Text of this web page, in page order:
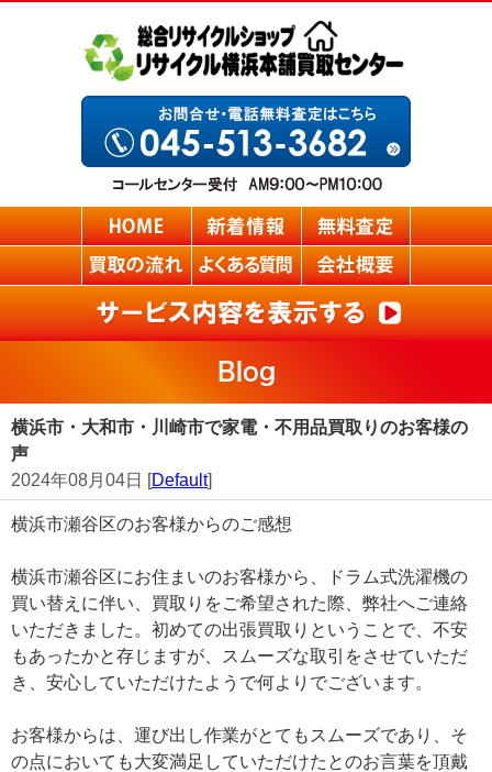
Blog
横浜市・大和市・川崎市で家電・不用品買取りのお客様の
声
2024年08月04日 [Default]
横浜市瀬谷区のお客様からのご感想
横浜市瀬谷区にお住まいのお客様から、ドラム式洗濯機の
買い替えに伴い、買取りをご希望された際、弊社へご連絡
いただきました。初めての出張買取りということで、不安
もあったかと存じますが、スムーズな取引をさせていただ
き、安心していただけたようで何よりでございます。
お客様からは、運び出し作業がとてもスムーズであり、そ
の点においても大変満足していただけたとのお言葉を頂戴